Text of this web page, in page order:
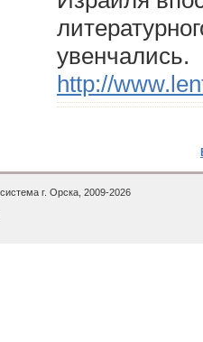
увенчались.
http://
г. Орска, 2009-2026